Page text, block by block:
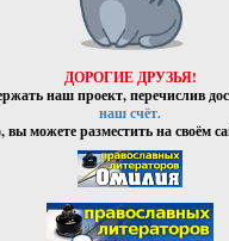
ДОРОГИЕ ДРУЗЬЯ!
наш проект, перечислив
наш счёт.
вы можете разместить на своём